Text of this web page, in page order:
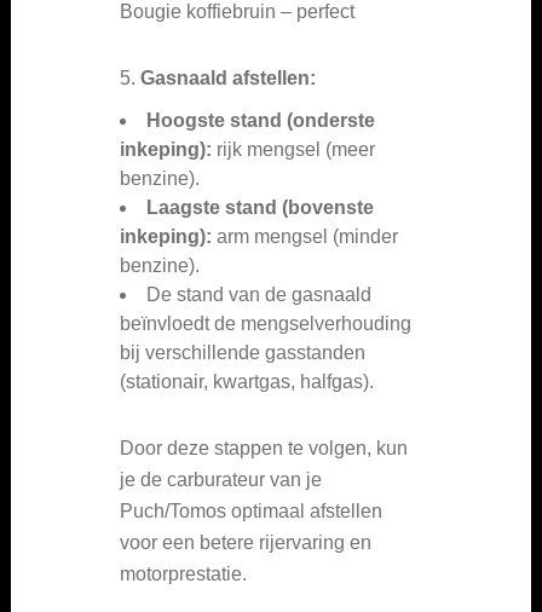
Bougie koffiebruin – perfect
5. Gasnaald afstellen:
Hoogste stand (onderste
inkeping): rijk mengsel (meer
benzine).
Laagste stand (bovenste
inkeping): arm mengsel (minder
benzine).
De stand van de gasnaald
beïnvloedt de mengselverhouding
bij verschillende gasstanden
(stationair, kwartgas, halfgas).
Door deze stappen te volgen, kun
je de carburateur van je
Puch/Tomos optimaal afstellen
voor een betere rijervaring en
motorprestatie.